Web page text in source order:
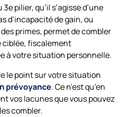
pilier, qu’il s’agisse d’une
d’incapacité de gain, ou
primes, permet de combler
ciblée, fiscalement
à votre situation personnelle.
le point sur votre situation
prévoyance. Ce n’est qu’en
vos lacunes que vous pouvez
combler.